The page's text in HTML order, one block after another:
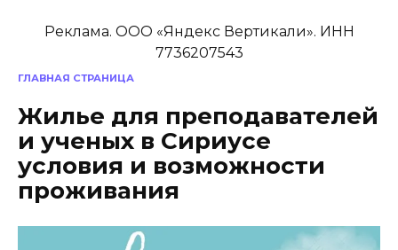
Реклама. ООО «Яндекс Вертикали». ИНН
7736207543
ГЛАВНАЯ СТРАНИЦА
Жилье для преподавателей
и ученых в Сириусе
условия и возможности
проживания